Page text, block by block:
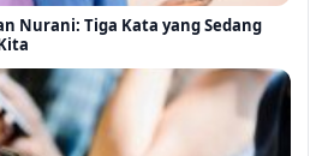
Nurani: Tiga Kata yang Sedang